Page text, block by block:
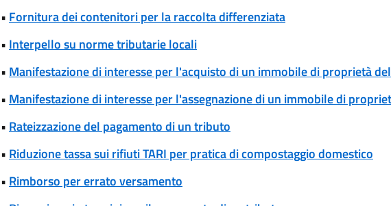
• Fornitura dei contenitori per la raccolta differenziata
• Interpello su norme tributarie locali
• Manifestazione di interesse per l'acquisto di un immobile di proprietà
• Manifestazione di interesse per l'assegnazione di un immobile di
• Rateizzazione del pagamento di un tributo
• Riduzione tassa sui rifiuti TARI per pratica di compostaggio domestico
• Rimborso per errato versamento